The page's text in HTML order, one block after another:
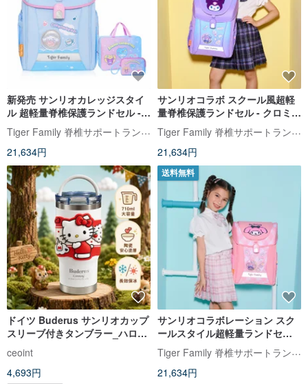
新発売 サンリオカレッジスタイ
ル 超軽量脊椎保護ランドセル -
スイーツシナモロール | 小学校中
学年向け (豪華 2 点特典付き)
Tiger Family 脊椎サポートランドセル・文房具
21,634円
サンリオコラボ スクール風超軽
量脊椎保護ランドセル - クロミ |
小学校中学年向け (2 大特典付き)Tiger Family 脊椎サポートランドセル・文房具
21,634円
ドイツ Buderus サンリオカップ
スリーブ付きタンブラー_ハロー
キティ アップルパラダイス
ceoint
4,693円
送料無料
サンリオコラボレーション スク
ールスタイル超軽量ランドセル -
マイメロディ | 小学校中学年向け
(特典 2 点付き)
Tiger Family 脊椎サポートランドセル・文房具
21,634円